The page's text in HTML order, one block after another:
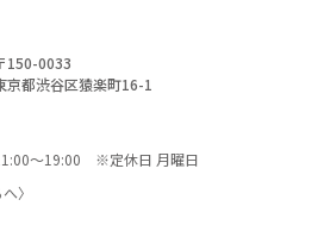
150-0033
京都渋谷区猿楽町16-1
～19:00 ※定休日 月曜日
へ〉